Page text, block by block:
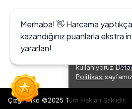
kullanıyoruz.
Politikası
Çizgi Triko ©2025 Tüm Hakları Saklıdır.
Merhaba! 👋 Harcama
kazandığınız puanlarla ekstra
yararlan!